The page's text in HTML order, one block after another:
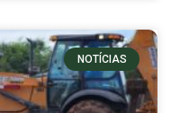
NOTÍCIAS